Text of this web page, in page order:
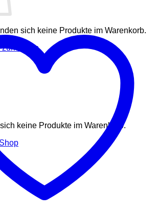
sich keine Produkte im Warenkorb.
zum Shop
keine Produkte im Warenkorb.